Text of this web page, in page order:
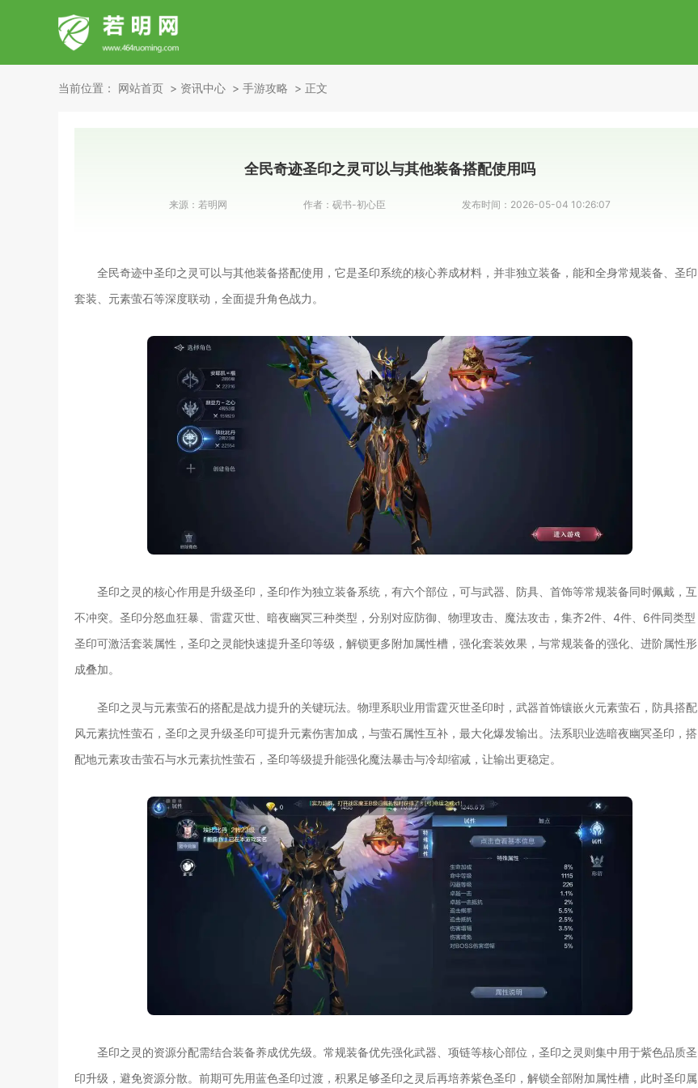
当前位置： 网站首页 资讯中心 手游攻略 正文
全民奇迹圣印之灵可以与其他装备搭配使用吗
来源： 若明网 作者： 砚书-初心臣 发布时间： 2026-05-04 10:26:07
全民奇迹中圣印之灵可以与其他装备搭配使用，它是圣印系统的核心养成材料，并非独立装备，能和全身常规装备、圣印
套装、元素萤石等深度联动，全面提升角色战力。
圣印之灵的核心作用是升级圣印，圣印作为独立装备系统，有六个部位，可与武器、防具、首饰等常规装备同时佩戴，互
不冲突。圣印分怒血狂暴、雷霆灭世、暗夜幽冥三种类型，分别对应防御、物理攻击、魔法攻击，集齐2件、4件、6件同类型
圣印可激活套装属性，圣印之灵能快速提升圣印等级，解锁更多附加属性槽，强化套装效果，与常规装备的强化、进阶属性形
成叠加。
圣印之灵与元素萤石的搭配是战力提升的关键玩法。物理系职业用雷霆灭世圣印时，武器首饰镶嵌火元素萤石，防具搭配
风元素抗性萤石，圣印之灵升级圣印可提升元素伤害加成，与萤石属性互补，最大化爆发输出。法系职业选暗夜幽冥圣印，搭
配地元素攻击萤石与水元素抗性萤石，圣印等级提升能强化魔法暴击与冷却缩减，让输出更稳定。
圣印之灵的资源分配需结合装备养成优先级。常规装备优先强化武器、项链等核心部位，圣印之灵则集中用于紫色品质圣
印升级，避免资源分散。前期可先用蓝色圣印过渡，积累足够圣印之灵后再培养紫色圣印，解锁全部附加属性槽，此时圣印属